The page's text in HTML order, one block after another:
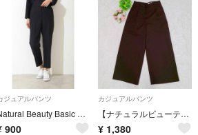
ジュアルパンツ
Natural Beauty Basic ツイード テーパード パンツ 洗える
900
カジュアルパンツ
【ナチュラルビューティーベーシック】 ワイドパンツ （XS） ブラウン オフィス
¥ 1,380